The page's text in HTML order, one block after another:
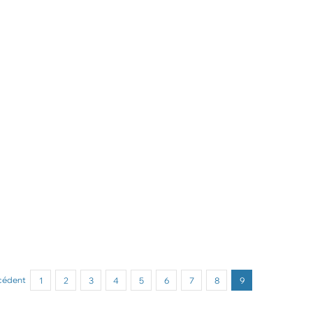
1 2 3 4 5 6 7 8 9